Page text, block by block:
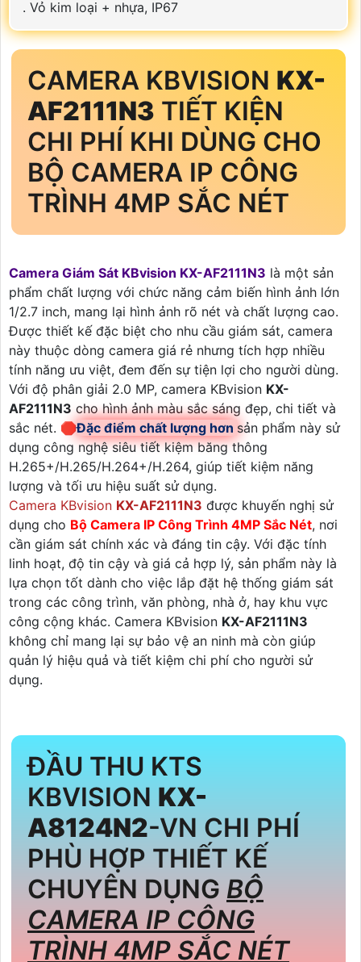
. Vỏ kim loại + nhựa, IP67
CAMERA KBVISION KX-
AF2111N3 TIẾT KIỆN
CHI PHÍ KHI DÙNG CHO
BỘ CAMERA IP CÔNG
TRÌNH 4MP SẮC NÉT
Camera Giám Sát KBvision KX-AF2111N3 là một sản
phẩm chất lượng với chức năng cảm biến hình ảnh lớn
1/2.7 inch, mang lại hình ảnh rõ nét và chất lượng cao.
Được thiết kế đặc biệt cho nhu cầu giám sát, camera
này thuộc dòng camera giá rẻ nhưng tích hợp nhiều
tính năng ưu việt, đem đến sự tiện lợi cho người dùng.
Với độ phân giải 2.0 MP, camera KBvision KX-
AF2111N3 cho hình ảnh màu sắc sáng đẹp, chi tiết và
sắc nét. 🛑Đặc điểm chất lượng hơn sản phẩm này sử
dụng công nghệ siêu tiết kiệm băng thông
H.265+/H.265/H.264+/H.264, giúp tiết kiệm năng
lượng và tối ưu hiệu suất sử dụng.
Camera KBvision KX-AF2111N3 được khuyến nghị sử
dụng cho Bộ Camera IP Công Trình 4MP Sắc Nét, nơi
cần giám sát chính xác và đáng tin cậy. Với đặc tính
linh hoạt, độ tin cậy và giá cả hợp lý, sản phẩm này là
lựa chọn tốt dành cho việc lắp đặt hệ thống giám sát
trong các công trình, văn phòng, nhà ở, hay khu vực
công cộng khác. Camera KBvision KX-AF2111N3
không chỉ mang lại sự bảo vệ an ninh mà còn giúp
quản lý hiệu quả và tiết kiệm chi phí cho người sử
dụng.
ĐẦU THU KTS
KBVISION KX-
A8124N2-VN CHI PHÍ
PHÙ HỢP THIẾT KẾ
CHUYÊN DỤNG BỘ
CAMERA IP CÔNG
TRÌNH 4MP SẮC NÉT